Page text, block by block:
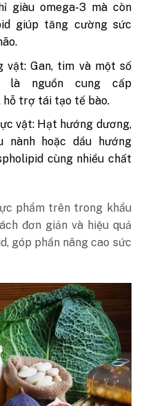
giàu omega-3 mà còn
giúp tăng cường sức
vật: Gan, tim và một số
nguồn cung cấp
hỗ trợ tái tạo tế bào.
vật: Hạt hướng dương,
nành hoặc dầu hướng
cùng nhiều chất
phẩm trên trong khẩu
đơn giản và hiệu quả
góp phần nâng cao sức